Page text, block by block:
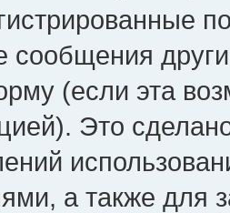
сообщения
(если эта
Это
а также для